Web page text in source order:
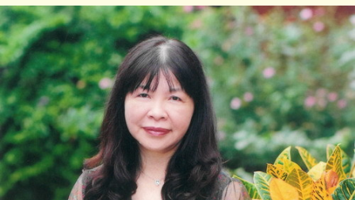
學務處
總務處
輔導室
人事室
主計室